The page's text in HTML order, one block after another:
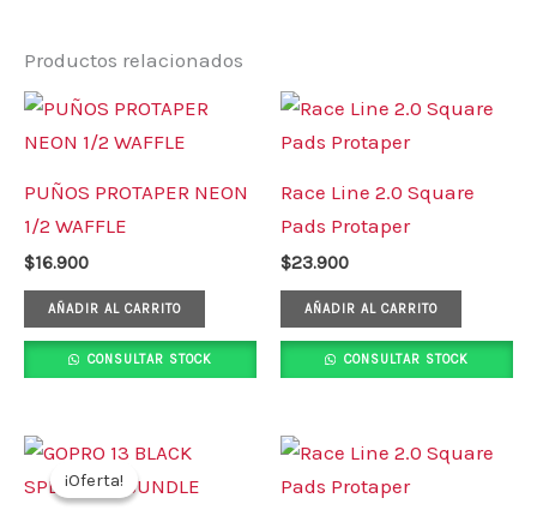
Productos relacionados
PUÑOS PROTAPER NEON
1/2 WAFFLE
$16.900
AÑADIR AL CARRITO
CONSULTAR STOCK
Race Line 2.0 Square
Pads Protaper
$23.900
AÑADIR AL CARRITO
CONSULTAR STOCK
¡Oferta!
¡Oferta!
El
original
El
actual